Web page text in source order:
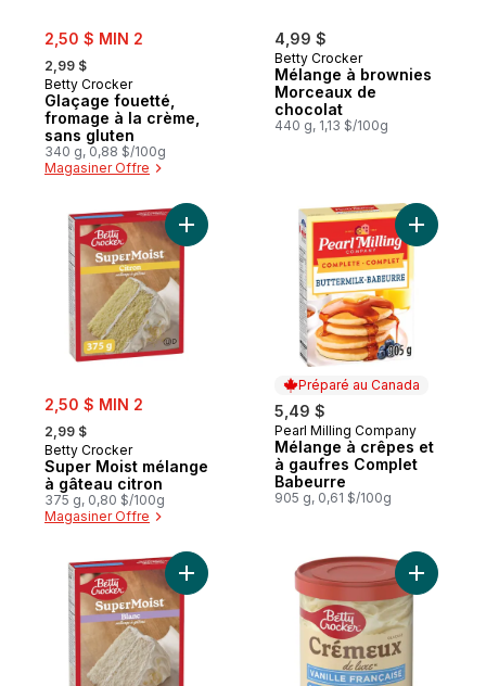
sale:
2,50 $ MIN 2
, formerly:
2,99 $
Betty Crocker
Glaçage fouetté,
fromage à la crème,
sans gluten
340 g, 0,88 $/100g
Magasiner Offre
4,99 $
Betty Crocker
Mélange à brownies
Morceaux de
chocolat
440 g, 1,13 $/100g
sale:
2,50 $ MIN 2
, formerly:
2,99 $
Betty Crocker
Super Moist mélange
à gâteau citron
375 g, 0,80 $/100g
Magasiner Offre
Ajouter Super Moist mélange à gâteau
Préparé au Canada
5,49 $
Préparé au Canada
Pearl Milling Company
Mélange à crêpes et
à gaufres Complet
Babeurre
905 g, 0,61 $/100g
Ajouter
Ajouter Mélange à gâteau SuperMoist,
Ajouter